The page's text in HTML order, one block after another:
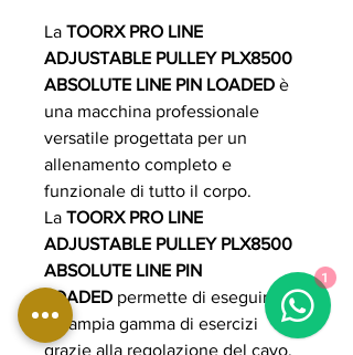
La TOORX PRO LINE
ADJUSTABLE PULLEY PLX8500
ABSOLUTE LINE PIN LOADED è
una macchina professionale
versatile progettata per un
allenamento completo e
funzionale di tutto il corpo.
La TOORX PRO LINE
ADJUSTABLE PULLEY PLX8500
ABSOLUTE LINE PIN
LOADED permette di eseguire
un’ampia gamma di esercizi
grazie alla regolazione del cavo,
1